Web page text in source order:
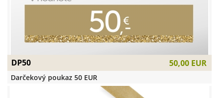
DP50 50,00 EUR
Darčekový poukaz 50 EUR